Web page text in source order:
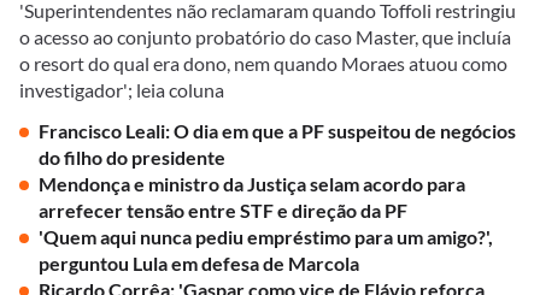
'Superintendentes não reclamaram quando Toffoli restringiu
o acesso ao conjunto probatório do caso Master, que incluía
o resort do qual era dono, nem quando Moraes atuou como
investigador'; leia coluna
Francisco Leali: O dia em que a PF suspeitou de negócios
do filho do presidente
Mendonça e ministro da Justiça selam acordo para
arrefecer tensão entre STF e direção da PF
'Quem aqui nunca pediu empréstimo para um amigo?',
perguntou Lula em defesa de Marcola
Ricardo Corrêa: 'Gaspar como vice de Flávio reforça